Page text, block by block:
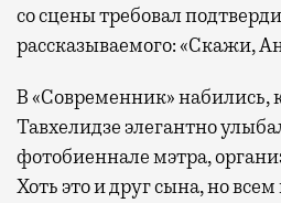
со сцены требовал
рассказываемого: «Скажи,
В «Современник» набились,
Тавхелидзе элегантно
фотобиеннале мэтра,
Хоть это и друг сына, но всем